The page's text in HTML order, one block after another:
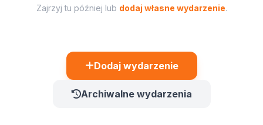
Zajrzyj tu później lub dodaj własne wydarzenie.
Dodaj wydarzenie
Archiwalne wydarzenia